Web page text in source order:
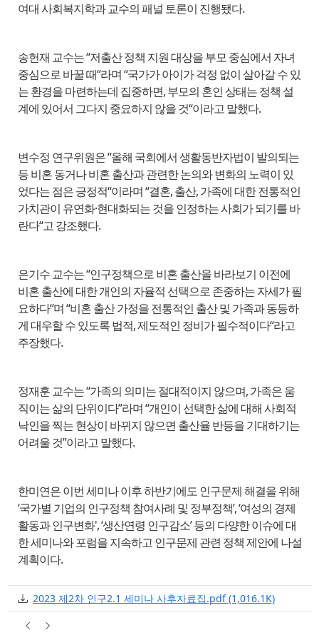
여대 사회복지학과 교수의 패널 토론이 진행됐다.
송헌재 교수는 “저출산 정책 지원 대상을 부모 중심에서 자녀
중심으로 바꿀 때“라며 “국가가 아이가 걱정 없이 살아갈 수 있
는 환경을 마련하는데 집중하면, 부모의 혼인 상태는 정책 설
계에 있어서 그다지 중요하지 않을 것“이라고 말했다.
변수정 연구위원은 “올해 국회에서 생활동반자법이 발의되는
등 비혼 동거나 비혼 출산과 관련한 논의와 변화의 노력이 있
었다는 점은 긍정적“이라며 “결혼, 출산, 가족에 대한 전통적인
가치관이 유연화·현대화되는 것을 인정하는 사회가 되기를 바
란다“고 강조했다.
은기수 교수는 “인구정책으로 비혼 출산을 바라보기 이전에
비혼 출산에 대한 개인의 자율적 선택으로 존중하는 자세가 필
요하다“며 “비혼 출산 가정을 전통적인 출산 및 가족과 동등하
게 대우할 수 있도록 법적, 제도적인 정비가 필수적이다“라고
주장했다.
정재훈 교수는 “가족의 의미는 절대적이지 않으며, 가족은 움
직이는 삶의 단위이다”라며 “개인이 선택한 삶에 대해 사회적
낙인을 찍는 현상이 바뀌지 않으면 출산율 반등을 기대하기는
어려울 것”이라고 말했다.
한미연은 이번 세미나 이후 하반기에도 인구문제 해결을 위해
‘국가별 기업의 인구정책 참여사례 및 정부정책’, ‘여성의 경제
활동과 인구변화', ‘생산연령 인구감소’ 등의 다양한 이슈에 대
한 세미나와 포럼을 지속하고 인구문제 관련 정책 제안에 나설
계획이다.
첨부
2023 제2차 인구2.1 세미나 사후자료집.pdf파일크기
(1,016.1K)